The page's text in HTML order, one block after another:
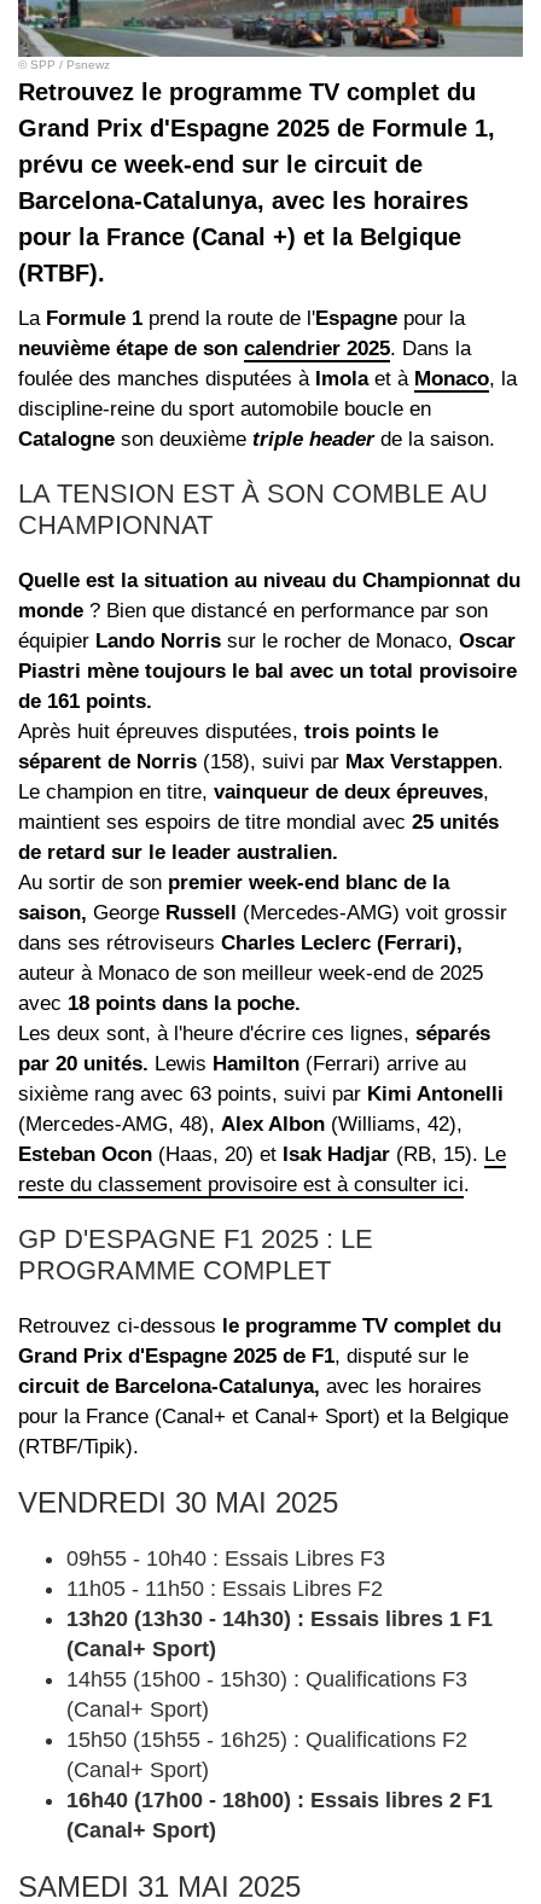
© SPP / Psnewz
Retrouvez le programme TV complet du
Grand Prix d'Espagne 2025 de Formule 1,
prévu ce week-end sur le circuit de
Barcelona-Catalunya, avec les horaires
pour la France (Canal +) et la Belgique
(RTBF).
La Formule 1 prend la route de l'Espagne pour la
neuvième étape de son calendrier 2025. Dans la
foulée des manches disputées à Imolaet à Monaco, la
discipline-reine du sport automobile boucle en
Catalogne son deuxième triple headerde la saison.
LA TENSION EST À SON COMBLE AU
CHAMPIONNAT
Quelle est la situation au niveau du Championnat du
monde ? Bien que distancé en performance par son
équipier Lando Norris sur le rocher de Monaco, Oscar
Piastri mène toujours le bal avec un total provisoire
de 161 points.
Après huit épreuves disputées, trois points le
séparent de Norris (158), suivi par Max Verstappen.
Le champion en titre, vainqueur de deux épreuves,
maintient ses espoirs de titre mondial avec 25 unités
de retard sur le leader australien.
Au sortir de son premier week-end blanc de la
saison, George Russell (Mercedes-AMG) voit grossir
dans ses rétroviseurs Charles Leclerc (Ferrari),
auteur à Monaco de son meilleur week-end de 2025
avec 18 points dans la poche.
Les deux sont, à l'heure d'écrire ces lignes, séparés
par 20 unités. Lewis Hamilton (Ferrari) arrive au
sixième rang avec 63 points, suivi par Kimi Antonelli
(Mercedes-AMG, 48), Alex Albon (Williams, 42),
Esteban Ocon (Haas, 20) et Isak Hadjar (RB, 15). Le
reste du classement provisoire est à consulter ici.
GP D'ESPAGNE F1 2025 : LE
PROGRAMME COMPLET
Retrouvez ci-dessous le programme TV complet du
Grand Prix d'Espagne 2025 de F1, disputé sur le
circuit de Barcelona-Catalunya, avec les horaires
pour la France (Canal+ et Canal+ Sport) et la Belgique
(RTBF/Tipik).
VENDREDI 30 MAI 2025
09h55 - 10h40 : Essais Libres F3
11h05 - 11h50 : Essais Libres F2
13h20 (13h30 - 14h30) : Essais libres 1 F1
(Canal+ Sport)
14h55 (15h00 - 15h30) : Qualifications F3
(Canal+ Sport)
15h50 (15h55 - 16h25) : Qualifications F2
(Canal+ Sport)
16h40 (17h00 - 18h00) : Essais libres 2 F1
(Canal+ Sport)
SAMEDI 31 MAI 2025